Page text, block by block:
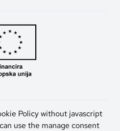
Policy without javascript
use the manage consent